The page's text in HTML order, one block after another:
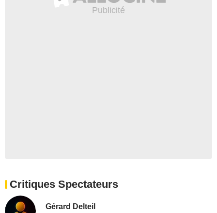
Critiques Spectateurs
Gérard Delteil